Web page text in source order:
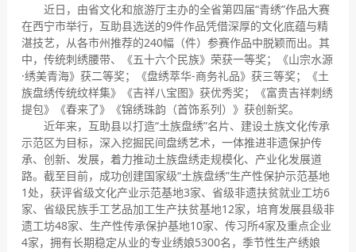
近日，由省文化和旅游厅主办的全省第四届“青绣”作品大赛
在西宁市举行，互助县选送的9件作品凭借深厚的文化底蕴与精
湛技艺，从各市州推荐的240幅（件）参赛作品中脱颖而出。其
中，传统刺绣腰带、《五十六个民族》荣获一等奖；《山宗水源
·绣美青海》获二等奖；《盘绣萃华-商务礼品》获三等奖；《土
族盘绣传统纹样集》《吉祥八宝图》获优秀奖；《富贵吉祥刺绣
提包》《春来了》《锦绣珠韵（首饰系列）》获创新奖。
近年来，互助县以打造“土族盘绣”名片、建设土族文化传承
示范区为目标，深入挖掘民间盘绣艺术，一体推进非遗保护传
承、创新、发展，着力推动土族盘绣走规模化、产业化发展道
路。截至目前，成功创建国家级“土族盘绣”生产性保护示范基地
1处，获评省级文化产业示范基地3家、省级非遗扶贫就业工坊6
家、省级民族手工艺品加工生产扶贫基地12家，培育发展县级非
遗工坊48家、生产性传承保护基地10家、传习所4家及重点企业
4家，拥有长期稳定从业的专业绣娘5300名，季节性生产绣娘